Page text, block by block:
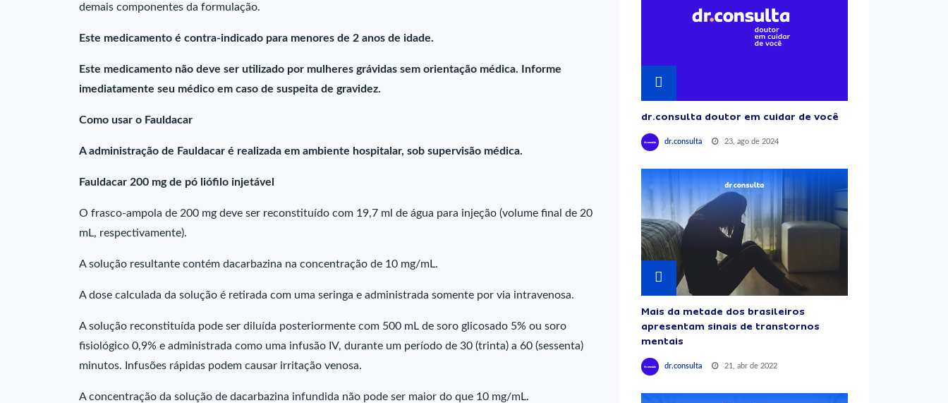
demais componentes da formulação.
Este medicamento é contra-indicado para menores de 2 anos de idade.
Este medicamento não deve ser utilizado por mulheres grávidas sem orientação médica. Informe
imediatamente seu médico em caso de suspeita de gravidez.
Como usar o Fauldacar
A administração de Fauldacar é realizada em ambiente hospitalar, sob supervisão médica.
Fauldacar 200 mg de pó liófilo injetável
O frasco-ampola de 200 mg deve ser reconstituído com 19,7 ml de água para injeção (volume final de 20
mL, respectivamente).
A solução resultante contém dacarbazina na concentração de 10 mg/mL.
A dose calculada da solução é retirada com uma seringa e administrada somente por via intravenosa.
A solução reconstituída pode ser diluída posteriormente com 500 mL de soro glicosado 5% ou soro
fisiológico 0,9% e administrada como uma infusão IV, durante um período de 30 (trinta) a 60 (sessenta)
minutos. Infusões rápidas podem causar irritação venosa.
A concentração da solução de dacarbazina infundida não pode ser maior do que 10 mg/mL.
dr.consulta doutor em cuidar de você
dr.consulta 23, ago de 2024
Mais da metade dos brasileiros
apresentam sinais de transtornos
mentais
dr.consulta 21, abr de 2022